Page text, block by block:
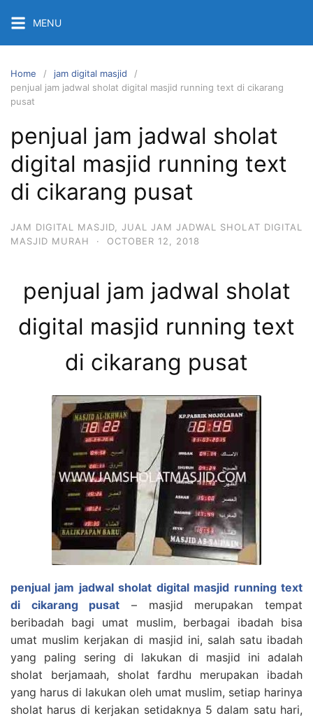
content
MENU
Home
jam digital masjid
penjual jam jadwal sholat digital masjid running text di cikarang
pusat
penjual jam jadwal sholat
digital masjid running text
di cikarang pusat
JAM DIGITAL MASJID
JUAL JAM JADWAL SHOLAT DIGITAL
MASJID MURAH
· OCTOBER 12, 2018
penjual jam jadwal sholat
digital masjid running text
di cikarang pusat
penjual jam jadwal sholat digital masjid running text
di cikarang pusat – masjid merupakan tempat
beribadah bagi umat muslim, berbagai ibadah bisa
umat muslim kerjakan di masjid ini, salah satu ibadah
yang paling sering di lakukan di masjid ini adalah
sholat berjamaah, sholat fardhu merupakan ibadah
yang harus di lakukan oleh umat muslim, setiap harinya
sholat harus di kerjakan setidaknya 5 dalam satu hari,